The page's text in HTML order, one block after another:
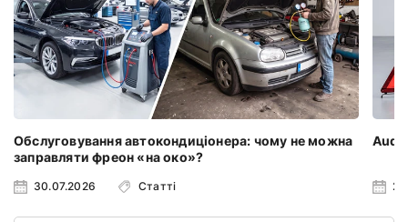
Обслуговування автокондиціонера: чому не можна
заправляти фреон «на око»?
30.07.2026 Статті
Audi